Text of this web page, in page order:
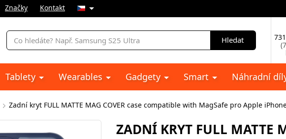
Značky Kontakt
Vyhledávání
Hledat
Tablety Wearables Gadgety Smart Náhradní
Zadní kryt FULL MATTE MAG COVER case compatible with MagSafe pro Apple
ZADNÍ KRYT FULL MATTE